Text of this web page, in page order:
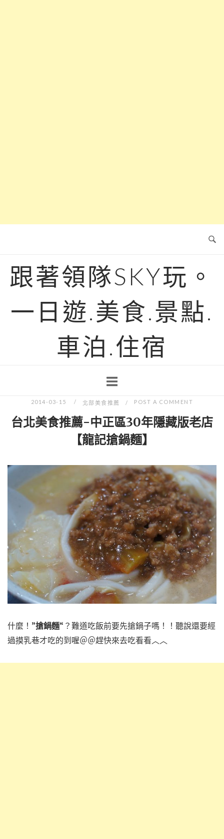
跟著領隊SKY玩。
一日遊.美食.景點.
車泊.住宿
2014-03-15 北部美食推薦 POST A COMMENT
台北美食推薦-中正區30年隱藏版老店
【龍記搶鍋麵】
什麼！”搶鍋麵“？難道吃飯前要先搶鍋子嗎！！聽說還要經
過摸乳巷才吃的到喔＠＠趕快來去吃看看︿︿